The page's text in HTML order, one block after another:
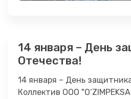
14 января – День
Отечества!
14 января – День
Коллектив OOO